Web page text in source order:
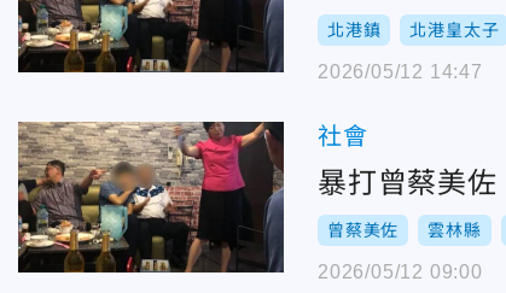
北港鎮 北港皇太子
2026/05/12 14:47
社會
暴打曾蔡美
曾蔡美佐 雲林縣
2026/05/12 09:00